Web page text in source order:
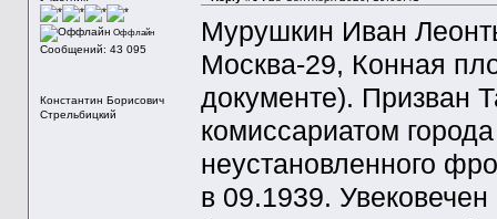
Оффлайн
Сообщений: 43 095
Константин Борисович
Стрельбицкий
Мурушкин Иван
Москва-29, Конная
документе). Призван
комиссариатом
неустановленного
в 09.1939.